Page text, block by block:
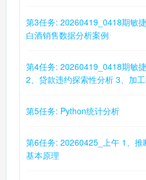
第3任务: 20260419_0418期敏
白酒销售数据分析案例
第4任务: 20260419_0418期敏
2、贷款违约探索性分析 3、加
第5任务: Python统计分析
第6任务: 20260425_上午 1、
基本原理